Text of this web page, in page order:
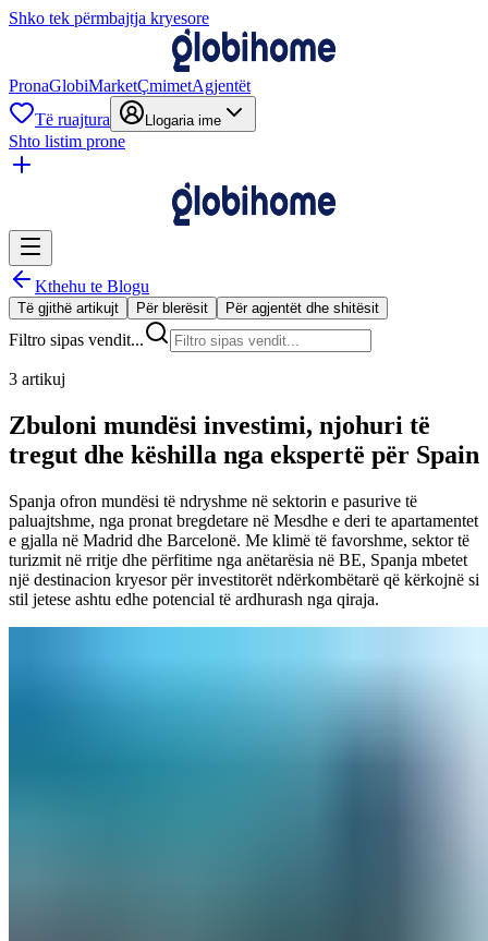
Shko tek përmbajtja kryesore
PronaGlobiMarketÇmimetAgjentët
Të ruajtura
Llogaria ime
Shto listim prone
Kthehu te Blogu
Të gjithë artikujt Për blerësit Për agjentët dhe shitësit
Filtro sipas vendit...
3 artikuj
Zbuloni mundësi investimi, njohuri të
tregut dhe këshilla nga ekspertë për Spain
Spanja ofron mundësi të ndryshme në sektorin e pasurive të
paluajtshme, nga pronat bregdetare në Mesdhe e deri te apartamentet
e gjalla në Madrid dhe Barcelonë. Me klimë të favorshme, sektor të
turizmit në rritje dhe përfitime nga anëtarësia në BE, Spanja mbetet
një destinacion kryesor për investitorët ndërkombëtarë që kërkojnë si
stil jetese ashtu edhe potencial të ardhurash nga qiraja.